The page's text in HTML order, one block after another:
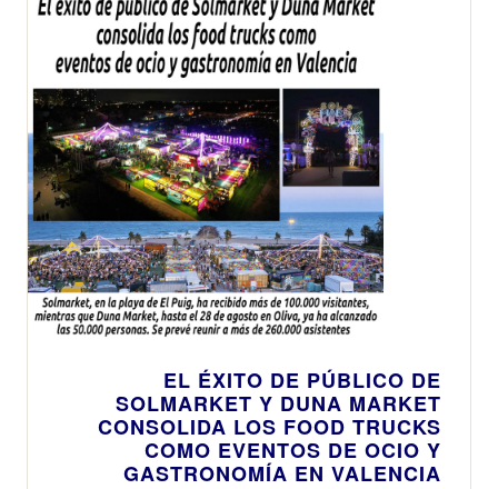
EL ÉXITO DE PÚBLICO DE
SOLMARKET Y DUNA MARKET
CONSOLIDA LOS FOOD TRUCKS
COMO EVENTOS DE OCIO Y
GASTRONOMÍA EN VALENCIA